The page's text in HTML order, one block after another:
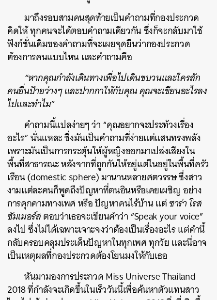
มาถึงรอบสามคนสุดท้ายเป็นคำถามที่กองประกวด
คิดให้ ทุกคนจะได้ตอบคำถามเดียวกัน ซึ่งก็จะกลับมาใช้
ฟังก์ชั่นเดิมของคำถามที่จะเผยจุดยืนว่ากองประกวด
ต้องการคนแบบไหน และคำถามคือ
“หากคุณกำลังเดินทางเพื่อไปเดินขบวนและใครสัก
คนยื่นป้ายว่างๆ และปากกาให้กับคุณ คุณจะเขียนอะไรลง
ไปและทำไม”
คำถามนี้แปลง่ายๆ ว่า “คุณอยากจะประท้วงเรื่อง
อะไร” นั่นแหละ ซึ่งมันเป็นคำถามที่ง่ายแต่แสนทรงพลัง
เพราะมันเป็นการกระตุ้นให้ผู้หญิงออกมาเปล่งเสียงใน
พื้นที่สาธารณะ หลังจากที่ถูกกันให้อยู่แต่ในอยู่ในพื้นที่ครัว
เรือน (domestic sphere) มานานหลายศตวรรษ ซึ่งสาว
งามแต่ละคนก็พูดถึงปัญหาที่ตนอินหรือเคยเผชิญ อย่าง
การคุกคามทางเพศ หรือ ปัญหาคนไร้บ้าน แต่ซาร่า โรส
ซัมเมอร์สตอบว่าเธอจะเขียนคำว่า “Speak your voice”
ลงไป ซึ่งไม่ได้เฉพาะเจาะจงว่าต้องเป็นเรื่องอะไร แต่คำนี้
กลับครอบคลุมประเด็นปัญหาในทุกเพศ ทุกวัย และนี่อาจ
เป็นเหตุผลที่กองประกวดต้องโยนมงให้กับเธอ
หันมามองการประกวด Miss Universe Thailand
2018 ที่กำลังจะเกิดขึ้นในเร็ววันนี้เพื่อค้นหาตัวแทนสาว
ค้นหา
SHARE TWEET LINE